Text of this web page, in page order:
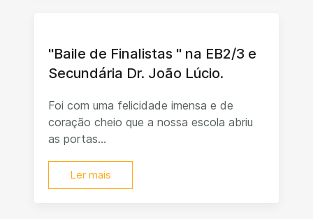
"Baile de Finalistas " na EB2/3 e
Secundária Dr. João Lúcio.
Foi com uma felicidade imensa e de
coração cheio que a nossa escola abriu
as portas...
Ler mais